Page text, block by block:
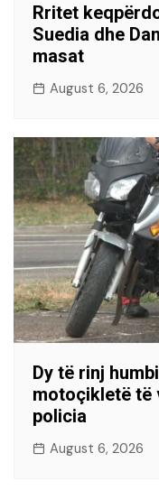
Rritet
Suedia dhe
masat
August 6, 2026
Dy të rinj
motoçikletë të
policia
August 6, 2026